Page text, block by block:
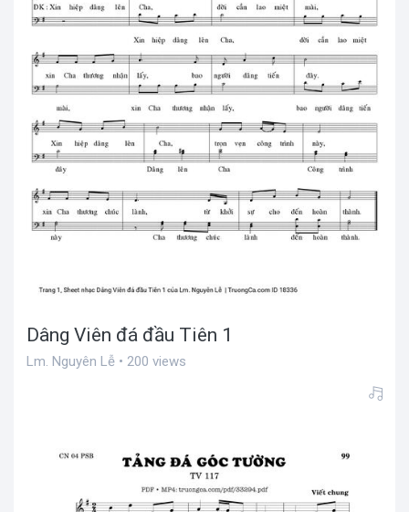
Dâng Viên đá đầu Tiên 1
Lm. Nguyên Lễ • 200 views